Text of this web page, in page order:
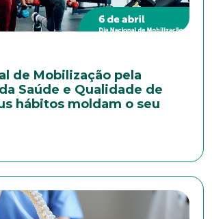
de Mobilização pela
Saúde e Qualidade de
hábitos moldam o seu